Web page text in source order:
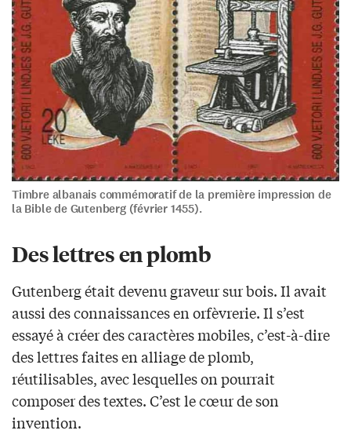
Timbre albanais commémoratif de la première impression de
la Bible de Gutenberg (février 1455).
Des lettres en plomb
Gutenberg était devenu graveur sur bois. Il avait
aussi des connaissances en orfèvrerie. Il s’est
essayé à créer des caractères mobiles, c’est-à-dire
des lettres faites en alliage de plomb,
réutilisables, avec lesquelles on pourrait
composer des textes. C’est le cœur de son
invention.